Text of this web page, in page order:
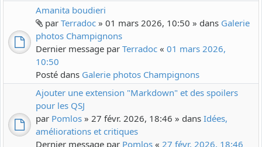
Amanita boudieri
par Terradoc » 01 mars 2026, 10:50 » dans Galerie
photos Champignons
Dernier message par Terradoc « 01 mars 2026,
10:50
Posté dans Galerie photos Champignons
Ajouter une extension "Markdown" et des spoilers
pour les QSJ
par Pomlos » 27 févr. 2026, 18:46 » dans Idées,
améliorations et critiques
Dernier message par Pomlos « 27 févr. 2026, 18:46